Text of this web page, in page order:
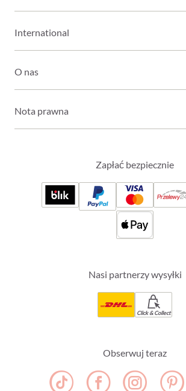
International
O nas
Nota prawna
Zapłać bezpiecznie
Nasi partnerzy wysyłki
Click & Collect
Obserwuj teraz